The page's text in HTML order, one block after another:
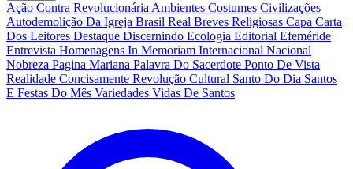
Ação Contra Revolucionária Ambientes Costumes Civilizações
Autodemolição Da Igreja Brasil Real Breves Religiosas Capa Carta
Dos Leitores Destaque Discernindo Ecologia Editorial Efeméride
Entrevista Homenagens In Memoriam Internacional Nacional
Nobreza Pagina Mariana Palavra Do Sacerdote Ponto De Vista
Realidade Concisamente Revolução Cultural Santo Do Dia Santos
E Festas Do Mês Variedades Vidas De Santos